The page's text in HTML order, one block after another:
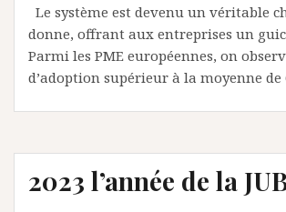
Le système est devenu un véritable
donne, offrant aux entreprises un
Parmi les PME européennes, on
d’adoption supérieur à la moyenne
2023 l’année de la